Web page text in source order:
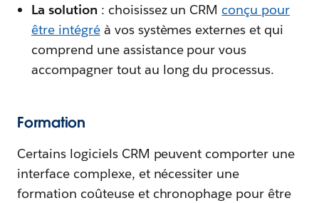
La solution : choisissez un CRM conçu pour
être intégréà vos systèmes externes et qui
comprend une assistance pour vous
accompagner tout au long du processus.
Formation
Certains logiciels CRM peuvent comporter une
interface complexe, et nécessiter une
formation coûteuse et chronophage pour être